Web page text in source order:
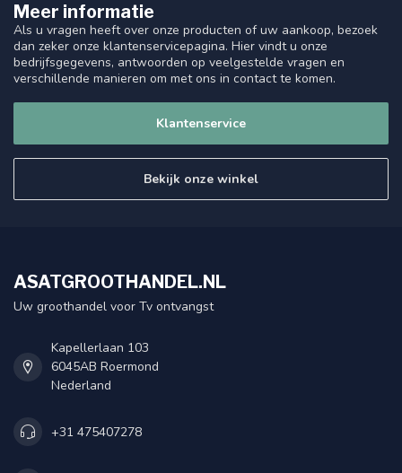
Meer informatie
Als u vragen heeft over onze producten of uw aankoop, bezoek
dan zeker onze klantenservicepagina. Hier vindt u onze
bedrijfsgegevens, antwoorden op veelgestelde vragen en
verschillende manieren om met ons in contact te komen.
Klantenservice
Bekijk onze winkel
ASATGROOTHANDEL.NL
Uw groothandel voor Tv ontvangst
Kapellerlaan 103
6045AB Roermond
Nederland
+31 475407278